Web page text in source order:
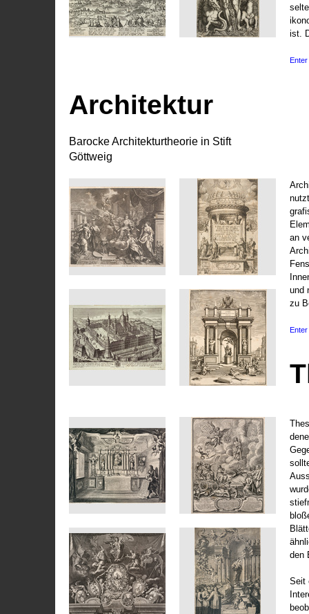
ist.
Enter
Architektur
Barocke Architekturtheorie in Stift
Göttweig
an
und
zu
Enter
den
Seit